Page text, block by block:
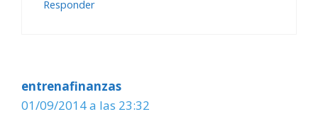
Responder
entrenafinanzas
01/09/2014 a las 23:32